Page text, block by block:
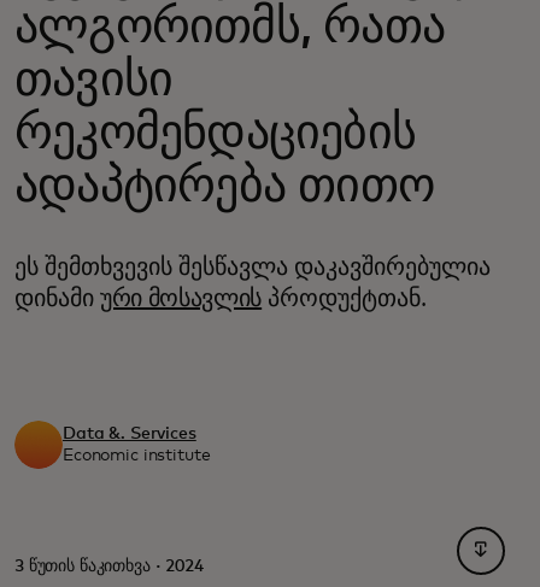
ინოვატორებისთვის
სიახლეები და ტენდენციები
ალგორითმს, რათა
თავისი
რეკომენდაციების
ადაპტირება თითო
ეს შემთხვევის შესწავლა დაკავშირებულია
დინამი ური მოსავლის პროდუქტთან.
Data &. Services
Economic institute
3 წუთის წაკითხვა · 2024
opens